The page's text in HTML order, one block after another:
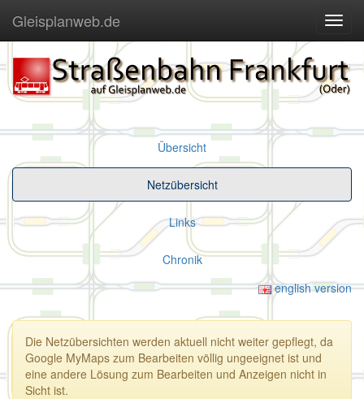
ein-/
Gleisplanweb.de
Übersicht
Netzübersicht
Links
Chronik
english version
Die Netzübersichten werden aktuell nicht weiter gepflegt, da
Google MyMaps zum Bearbeiten völlig ungeeignet ist und
eine andere Lösung zum Bearbeiten und Anzeigen nicht in
Sicht ist.